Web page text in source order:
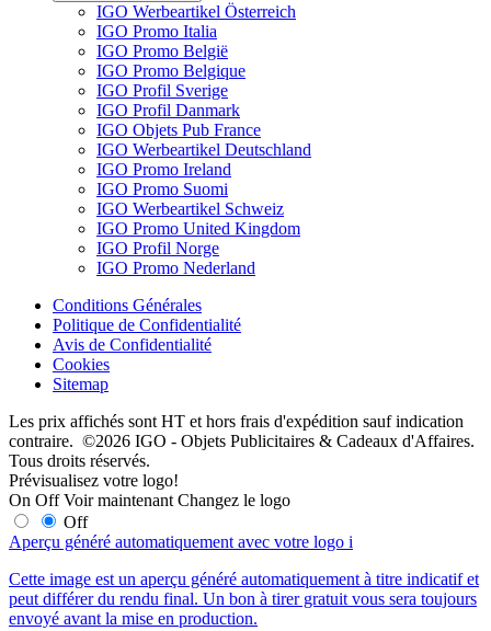
IGO Werbeartikel Österreich
IGO Promo Italia
IGO Promo België
IGO Promo Belgique
IGO Profil Sverige
IGO Profil Danmark
IGO Objets Pub France
IGO Werbeartikel Deutschland
IGO Promo Ireland
IGO Promo Suomi
IGO Werbeartikel Schweiz
IGO Promo United Kingdom
IGO Profil Norge
IGO Promo Nederland
Conditions Générales
Politique de Confidentialité
Avis de Confidentialité
Cookies
Sitemap
Les prix affichés sont HT et hors frais d'expédition sauf indication
contraire. ©2026 IGO - Objets Publicitaires & Cadeaux d'Affaires.
Tous droits réservés.
Prévisualisez votre logo!
On Off Voir maintenant Changez le logo
Off
Aperçu généré automatiquement avec votre logo i
Cette image est un aperçu généré automatiquement à titre indicatif et
peut différer du rendu final. Un bon à tirer gratuit vous sera toujours
envoyé avant la mise en production.